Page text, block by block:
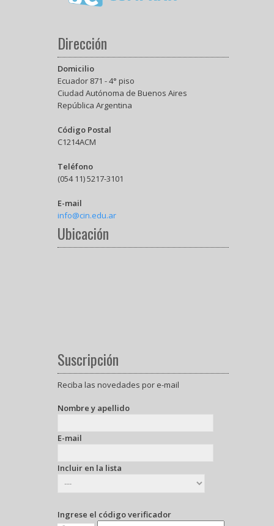
Dirección
Domicilio
Ecuador 871 - 4° piso
Ciudad Autónoma de Buenos Aires
República Argentina
Código Postal
C1214ACM
Teléfono
(054 11) 5217-3101
E-mail
info@cin.edu.ar
Ubicación
Suscripción
Reciba las novedades por e-mail
Nombre y apellido
E-mail
Incluir en la lista
Ingrese el código verificador